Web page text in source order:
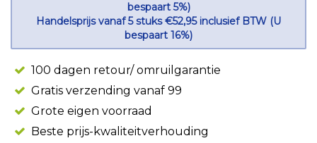
bespaart 5%)
Handelsprijs vanaf 5 stuks €52,95 inclusief BTW (U
bespaart 16%)
100 dagen retour/ omruilgarantie
Gratis verzending vanaf 99
Grote eigen voorraad
Beste prijs-kwaliteitverhouding